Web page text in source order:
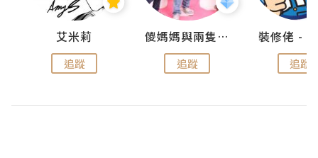
艾米莉
追蹤
儍媽媽與兩隻小魔怪之家
追蹤 追蹤